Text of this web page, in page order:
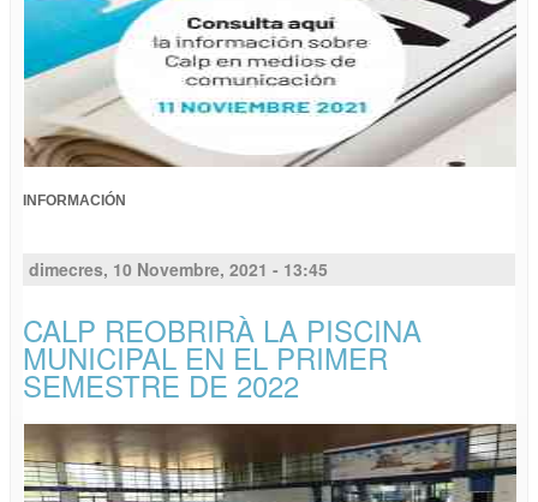
INFORMACIÓN
dimecres, 10 Novembre, 2021 - 13:45
CALP REOBRIRÀ LA PISCINA
MUNICIPAL EN EL PRIMER
SEMESTRE DE 2022